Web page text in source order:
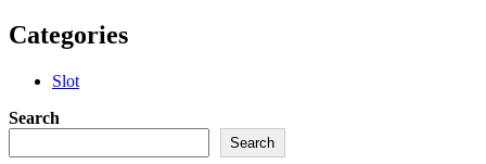
Categories
Slot
Search
Search